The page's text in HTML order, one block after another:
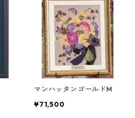
マンハッタンゴールドM
¥71,500